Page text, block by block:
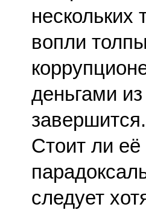
нескольких
вопли
деньгами
завершится.
Стоит ли
следует